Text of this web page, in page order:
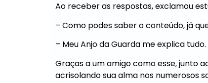
Ao receber as respostas, exclamou
– Como podes saber o conteúdo, já
– Meu Anjo da Guarda me explica tudo.
Graças a um amigo como esse, junto
acrisolando sua alma nos numerosos